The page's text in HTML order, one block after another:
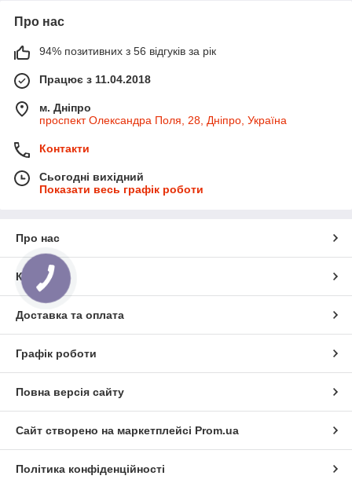
Про нас
94% позитивних з 56 відгуків за рік
Працює з 11.04.2018
м. Дніпро
проспект Олександра Поля, 28, Дніпро, Україна
Контакти
Сьогодні вихідний
Показати весь графік роботи
Про нас
Контакти
Доставка та оплата
Графік роботи
Повна версія сайту
Сайт створено на маркетплейсі Prom.ua
Політика конфіденційності